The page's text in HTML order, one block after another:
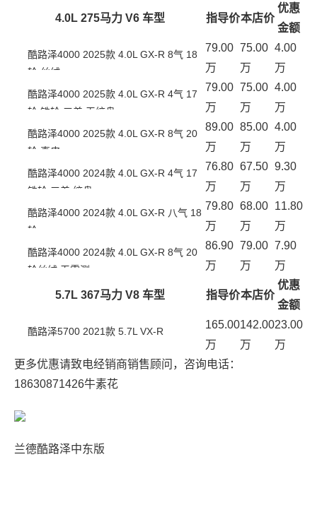
4.0L 275马力 V6 车型 指导价本店价
优惠
金额
酷路泽4000 2025款 4.0L GX-R 8气 18
轮 丝绒
79.00
万
75.00
万
4.00
万
酷路泽4000 2025款 4.0L GX-R 4气 17
轮 铁轮 三差 无绞盘
79.00
万
75.00
万
4.00
万
酷路泽4000 2025款 4.0L GX-R 8气 20
轮 真皮
89.00
万
85.00
万
4.00
万
酷路泽4000 2024款 4.0L GX-R 4气 17
铁轮 三差 绞盘
76.80
万
67.50
万
9.30
万
酷路泽4000 2024款 4.0L GX-R 八气 18
轮
79.80
万
68.00
万
11.80
万
酷路泽4000 2024款 4.0L GX-R 8气 20
轮丝绒 无雷测
86.90
万
79.00
万
7.90
万
5.7L 367马力 V8 车型 指导价本店价
优惠
金额
酷路泽5700 2021款 5.7L VX-R
165.00
万
142.00
万
23.00
万
更多优惠请致电经销商销售顾问，咨询电话：
18630871426牛素花
兰德酷路泽中东版